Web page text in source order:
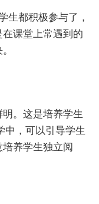
生都积极参与了，
课堂上常遇到的
。这是培养学生
中，可以引导学生
养学生独立阅